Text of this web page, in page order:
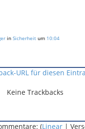
in Sicherheit um 10:04
URL für diesen
Keine Trackbacks
(Linear|